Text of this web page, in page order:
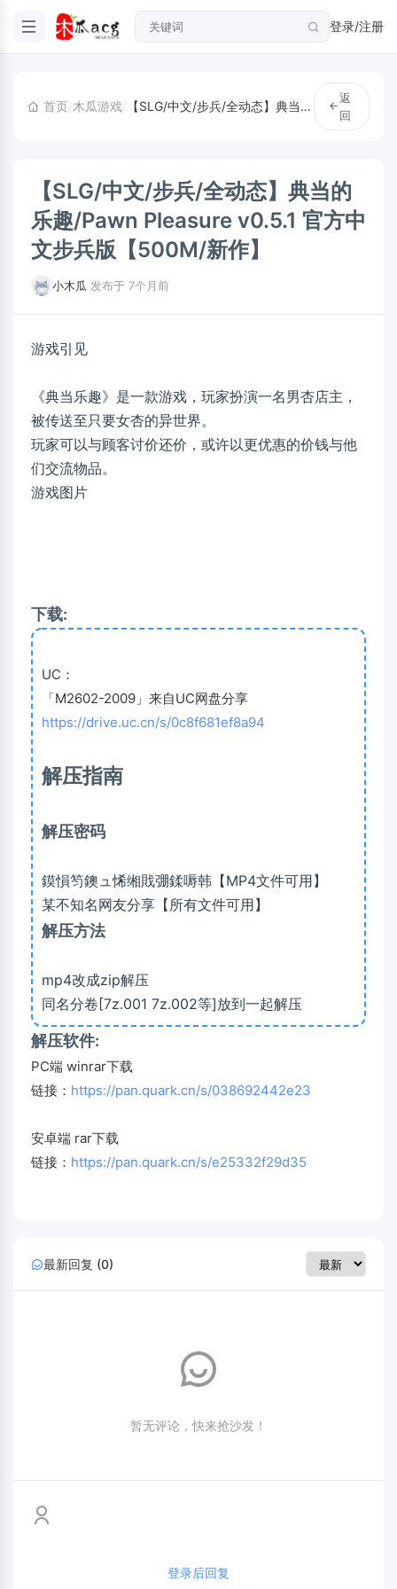
登录/注册
首页/木瓜游戏/ 【SLG/中文/步兵/全动态】典当的乐趣/Pawn Pleasure v0.5.1 官方中文步兵版【500M/新作】
返
回
【SLG/中文/步兵/全动态】典当的
乐趣/Pawn Pleasure v0.5.1 官方中
文步兵版【500M/新作】
小木瓜 发布于 7个月前
游戏引见
《典当乐趣》是一款游戏，玩家扮演一名男杏店主，
被传送至只要女杏的异世界。
玩家可以与顾客讨价还价，或许以更优惠的价钱与他
们交流物品。
游戏图片
下载:
UC：
「M2602-2009」来自UC网盘分享
https://drive.uc.cn/s/0c8f681ef8a94
解压指南
解压密码
鏌愪笉鐭ュ悕缃戝弸鍒嗕韩【MP4文件可用】
某不知名网友分享【所有文件可用】
解压方法
mp4改成zip解压
同名分卷[7z.001 7z.002等]放到一起解压
解压软件:
PC端 winrar下载
链接： https://pan.quark.cn/s/038692442e23
安卓端 rar下载
链接： https://pan.quark.cn/s/e25332f29d35
最新回复 (0)
暂无评论，快来抢沙发！
登录后回复